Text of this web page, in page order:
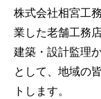
株式会社相宮工務
業した老舗工務店
建築・設計監理
として、地域の
トします。